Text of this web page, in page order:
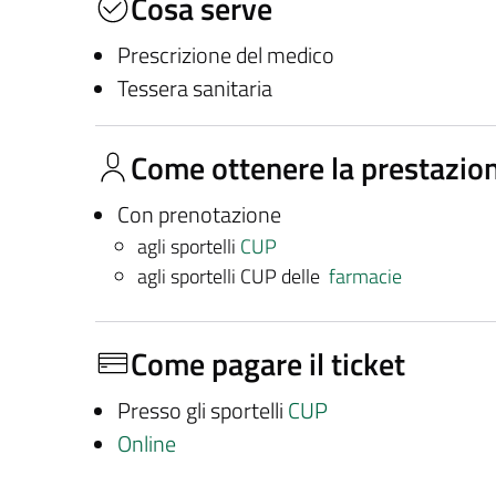
Prescrizione del medico
Tessera sanitaria
Come ottenere la
Con prenotazione
agli sportelli CUP
agli sportelli CUP delle farmacie
Come pagare il ticket
Presso gli sportelli CUP
Online